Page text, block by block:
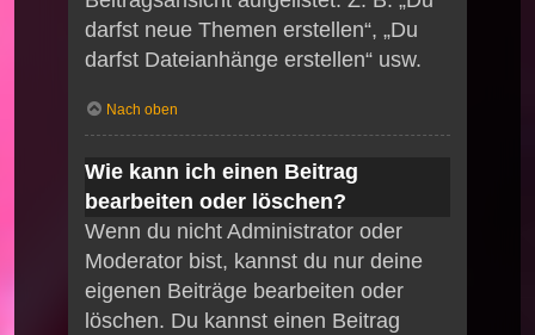
darfst neue Themen erstellen“, „Du
darfst Dateianhänge erstellen“ usw.
Nach oben
Wie kann ich einen Beitrag
bearbeiten oder löschen?
Wenn du nicht Administrator oder
Moderator bist, kannst du nur deine
eigenen Beiträge bearbeiten oder
löschen. Du kannst einen Beitrag